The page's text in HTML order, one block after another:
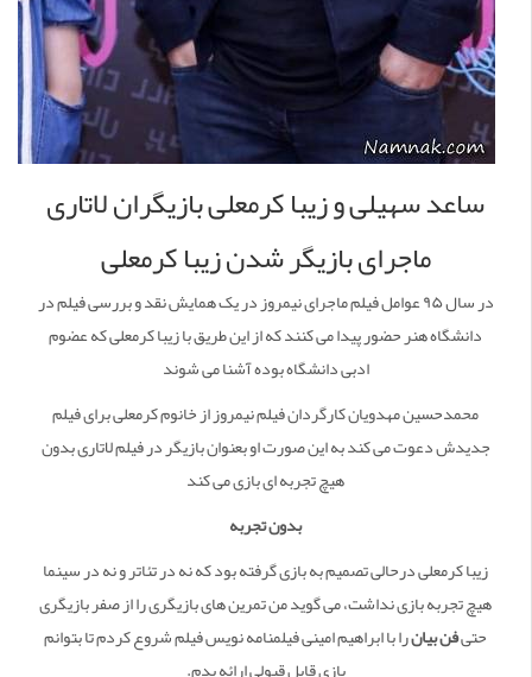
ساعد سهیلی و زیبا کرمعلی بازیگران لاتاری
ماجرای بازیگر شدن زیبا کرمعلی
در سال ۹۵ عوامل فیلم ماجرای نیمروز در یک همایش نقد و بررسی فیلم در
دانشگاه هنر حضور پیدا می کنند که از این طریق با زیبا کرمعلی که عضوم
ادبی دانشگاه بوده آشنا می شوند
محمدحسین مهدویان کارگردان فیلم نیمروز از خانوم کرمعلی برای فیلم
جدیدش دعوت می کند به این صورت او بعنوان بازیگر در فیلم لاتاری بدون
هیچ تجربه ای بازی می کند
بدون تجربه
زیبا کرمعلی درحالی تصمیم به بازی گرفته بود که نه در تئاتر و نه در سینما
هیچ تجربه بازی نداشت، می گوید من تمرین های بازیگری را از صفر بازیگری
حتیفن بیانرا با ابراهیم امینی فیلمنامه نویس فیلم شروع کردم تا بتوانم
بازی قابل قبولی ارائه بدم.